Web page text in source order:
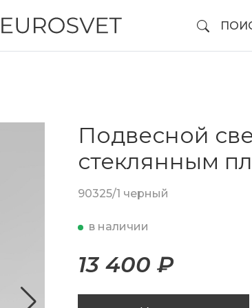
Подвесной
стеклянным
90325/1 черный
в наличии
13 400 ₽